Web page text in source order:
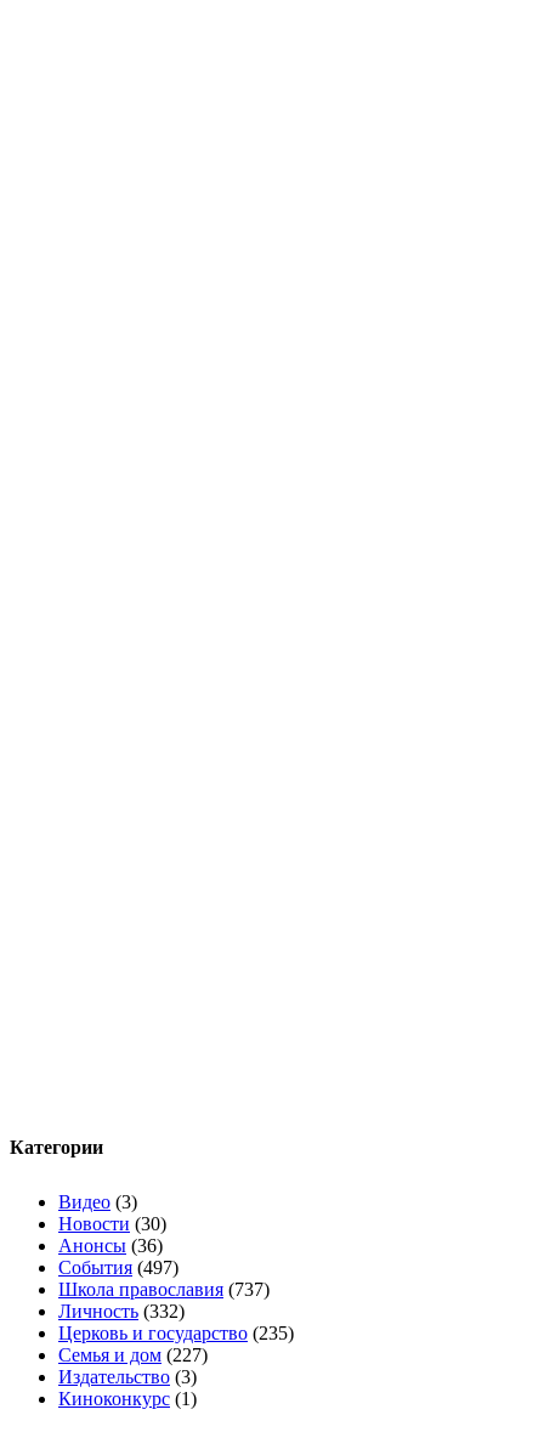
Категории
Видео (3)
Новости (30)
Анонсы (36)
События (497)
Школа православия (737)
Личность (332)
Церковь и государство (235)
Семья и дом (227)
Издательство (3)
Киноконкурс (1)